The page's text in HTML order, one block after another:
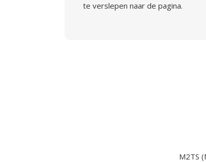
te verslepen naar de pagina.
M2TS